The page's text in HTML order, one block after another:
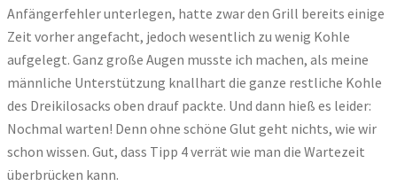
Anfängerfehler unterlegen, hatte zwar den Grill bereits einige
Zeit vorher angefacht, jedoch wesentlich zu wenig Kohle
aufgelegt. Ganz große Augen musste ich machen, als meine
männliche Unterstützung knallhart die ganze restliche Kohle
des Dreikilosacks oben drauf packte. Und dann hieß es leider:
Nochmal warten! Denn ohne schöne Glut geht nichts, wie wir
schon wissen. Gut, dass Tipp 4 verrät wie man die Wartezeit
überbrücken kann.